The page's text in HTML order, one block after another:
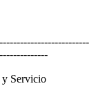
y Servicio